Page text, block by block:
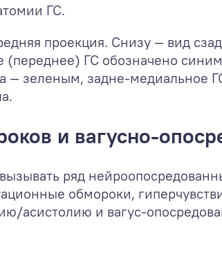
ГС.
проекция. Снизу — вид
ГС обозначено
— зеленым, задне-медиальное
и вагусно-
ряд
обмороки,
асистолию и вагус-